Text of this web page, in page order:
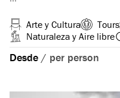
Arte y Cultura Tours
Naturaleza y Aire libre
Desde / per person